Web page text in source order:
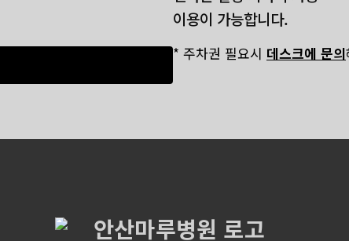
이용이 가능합니다.
* 주차권 필요시 데스크에 문의